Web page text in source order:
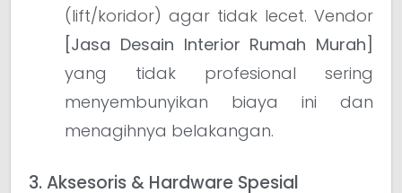
(lift/koridor) agar tidak lecet. Vendor
[Jasa Desain Interior Rumah Murah]
yang tidak profesional sering
menyembunyikan biaya ini dan
menagihnya belakangan.
3. Aksesoris & Hardware Spesial